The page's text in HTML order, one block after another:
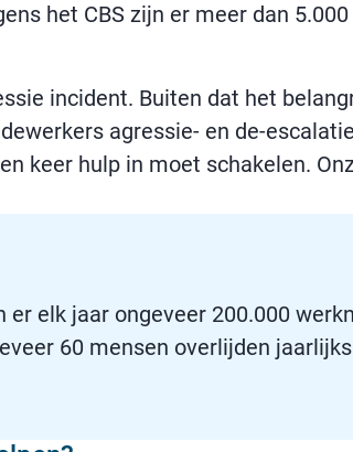
het CBS zijn er meer dan
incident. Buiten dat het
agressie- en de-
keer hulp in moet schakelen.
elk jaar ongeveer 200.000
60 mensen overlijden